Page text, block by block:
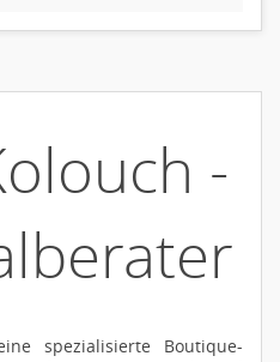
-
spezialisierte Boutique-